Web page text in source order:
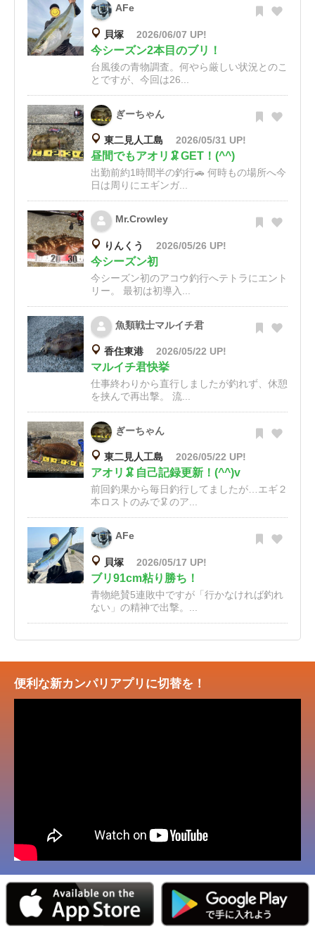
AFe
貝塚 2026/06/07 UP!
今シーズン2本目のブリ！
台風後の青物調査。何やら厳しい状況とのこ
とですが、今回は26...
ぎーちゃん
東二見人工島 2026/05/31 UP!
昼間でもアオリ🦑GET！(^^)
出勤前約1時間半の釣行🚗 何時もの場所へ今
日は周りにエギンガ...
Mr.Crowley
りんくう 2026/05/26 UP!
今シーズン初
今シーズン初のアコウ釣行へテトラにエント
リー。 最初は初導入...
魚類戦士マルイチ君
香住東港 2026/05/22 UP!
マルイチ君快挙
仕事終わりから直行しましたが釣れず、休憩
を挟んで再出撃。 流...
ぎーちゃん
東二見人工島 2026/05/22 UP!
アオリ🦑自己記録更新！(^^)v
前回釣果から毎日釣行してましたが…エギ２
本ロストのみで🦑のア...
AFe
貝塚 2026/05/17 UP!
ブリ91cm粘り勝ち！
青物絶賛5連敗中ですが「行かなければ釣れ
ない」の精神で出撃。...
便利な新カンパリアプリに切替を！